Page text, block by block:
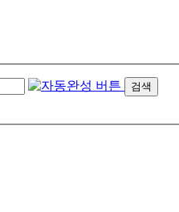
검색